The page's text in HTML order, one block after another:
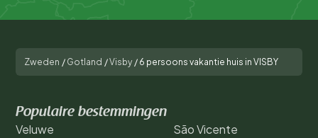
Zweden / Gotland /Visby / 6 persoons vakantie huis in VISBY
Populaire bestemmingen
Veluwe
São Vicente